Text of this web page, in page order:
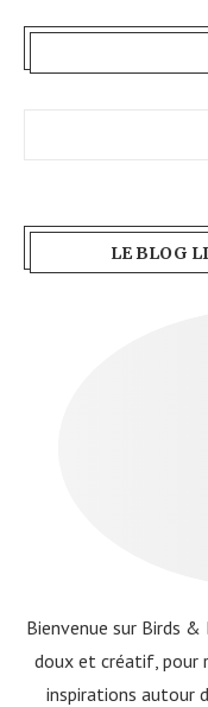
LE BLOG
Bienvenue sur Birds
doux et créatif, pour
inspirations autour